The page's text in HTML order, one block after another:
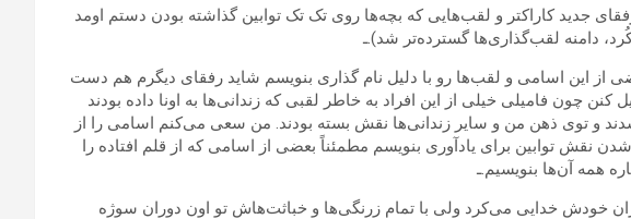
جدید کاراکتر و لقب‌هایی که بچه‌ها روی تک تک توابین گذاشته بودن دستم اومد
کُرد، دامنه لقب‌گذاری‌ها گسترده‌تر شد).ـ
از این اسامی و لقب‌ها رو با دلیل نام گذاری بنویسم شاید رفقای دیگرم هم دست
کنن چون فامیلی خیلی از این افراد به خاطر لقبی که زندانی‌ها به اونا داده بودند
و توی ذهن من و سایر زندانی‌ها نقش بسته بودند. من سعی می‌کنم اسامی را از
نقش توابین برای یادآوری بنویسم مطمئناً بعضی از اسامی که از قلم افتاده را
همه آن‌ها بنویسیم.ـ
خودش خدایی می‌کرد ولی با تمام زرنگی‌ها و خباثت‌هاش تو اون دوران سوژه